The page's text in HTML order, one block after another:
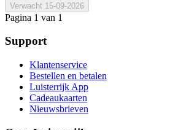
Verwacht 15-09-2026
Pagina 1 van 1
Support
Klantenservice
Bestellen en betalen
Luisterrijk App
Cadeaukaarten
Nieuwsbrieven